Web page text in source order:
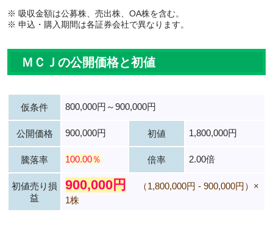
※ 吸収金額は公募株、売出株、OA株を含む。
※ 申込・購入期間は各証券会社で異なります。
ＭＣＪの公開価格と初値
仮条件 800,000円～900,000円
公開価格 900,000円 初値 1,800,000円
騰落率 100.00％ 倍率 2.00倍
初値売り損
益
900,000円
（1,800,000円 - 900,000円）×
1株